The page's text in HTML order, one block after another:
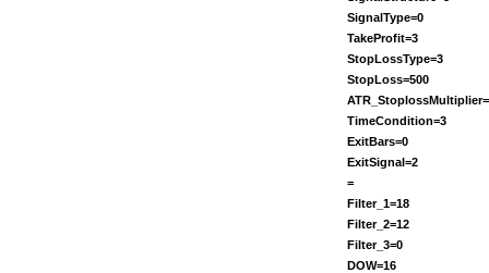
SignalType=0
TakeProfit=3
StopLossType=3
StopLoss=500
TimeCondition=3
ExitBars=0
ExitSignal=2
=
Filter_1=18
Filter_2=12
Filter_3=0
DOW=16